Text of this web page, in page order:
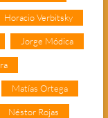
Horacio Verbitsky
Jorge Módica
Matías Ortega
Néstor Rojas